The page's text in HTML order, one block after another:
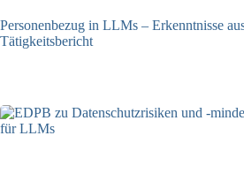
Personenbezug in LLMs – Erkenntnisse
Tätigkeitsbericht